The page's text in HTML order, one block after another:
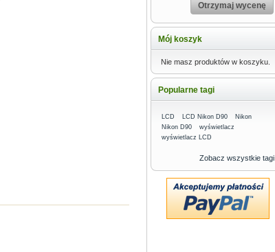
Otrzymaj wycenę
Mój koszyk
Nie masz produktów w koszyku.
Popularne tagi
LCD LCD Nikon D90
Nikon
Nikon D90
wyświetlacz
wyświetlacz LCD
Zobacz wszystkie tagi